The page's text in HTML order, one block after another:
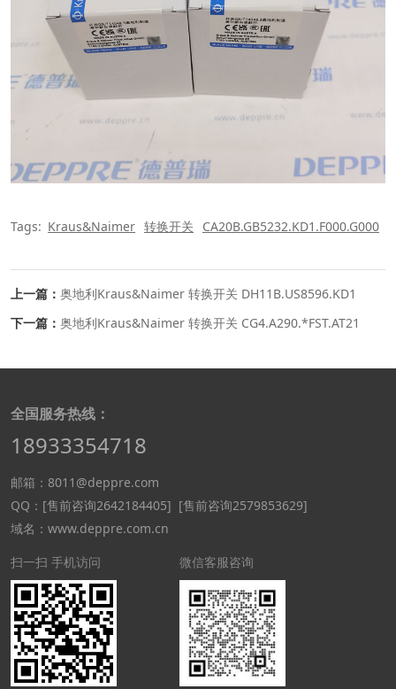
Tags: Kraus&Naimer 转换开关 CA20B.GB5232.KD1.F000.G000
上一篇： 奥地利Kraus&Naimer 转换开关 DH11B.US8596.KD1
下一篇： 奥地利Kraus&Naimer 转换开关 CG4.A290.*FST.AT21
全国服务热线：
18933354718
邮箱：8011@deppre.com
QQ： [售前咨询2642184405] [售前咨询2579853629]
域名：www.deppre.com.cn
扫一扫 手机访问
微信客服咨询